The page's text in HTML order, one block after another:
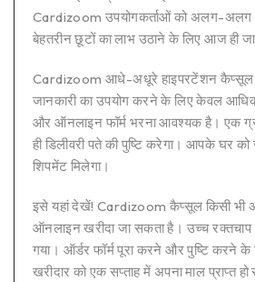
Cardizoom उपयोगकर्ताओं को अलग-अलग
बेहतरीन छूटों का लाभ उठाने के लिए आज ही
Cardizoom आधे-अधूरे हाइपरटेंशन कैप्सूल
जानकारी का उपयोग करने के लिए केवल
और ऑनलाइन फॉर्म भरना आवश्यक है। एक
ही डिलीवरी पते की पुष्टि करेगा। आपके घर
शिपमेंट मिलेगा।
इसे यहां देखें! Cardizoom कैप्सूल किसी भी
ऑनलाइन खरीदा जा सकता है। उच्च रक्तचाप
गया। ऑर्डर फॉर्म पूरा करने और पुष्टि करने
खरीदार को एक सप्ताह में अपना माल प्राप्त